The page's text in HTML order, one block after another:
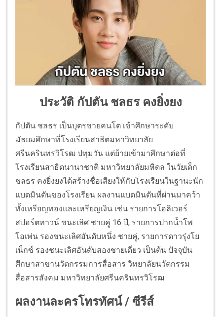
ประวัติ กัปตัน ชลธร คงยิ่งยง
กัปตัน ชลธร เป็นบุตรชายคนโต เข้าศึกษาระดับ
มัธยมศึกษาที่โรงเรียนสาธิตมหาวิทยาลัย
ศรีนครินทรวิโรฒ ปทุมวัน แต่ย้ายเข้ามาศึกษาต่อที่
โรงเรียนสาธิตนานาชาติ มหาวิทยาลัยมหิดล ในวัยเด็ก
ชลธร คงยิ่งยงได้สร้างชื่อเสียงให้กับโรงเรียนในฐานะนัก
แบดมินตันของโรงเรียน ผลงานแบดมินตันที่ผ่านมาคว้า
ทั้งเหรียญทองและเหรียญเงิน เช่น รายการโอลิเวอร์
สปอร์ตทาวน์ ชนะเลิศ ชายคู่ 16 ปี, รายการปากน้ำโพ
โอเพ่น รองชนะเลิศอันดับหนึ่ง ชายคู่, รายการดาวรุ่งโย
เน็กซ์ รองชนะเลิศอันดับสองชายเดี่ยว เป็นต้น ปัจจุบัน
ศึกษาสาขานวัตกรรมการสื่อสาร วิทยาลัยนวัตกรรม
สื่อสารสังคม มหาวิทยาลัยศรีนครินทรวิโรฒ
ผลงานละครโทรทัศน์ / ซีรีส์